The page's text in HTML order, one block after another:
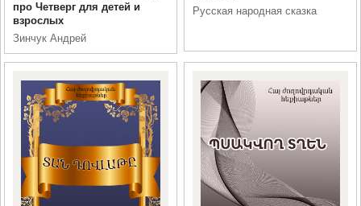
про Четверг для детей и
взрослых
Зинчук Андрей
Русская народная сказка